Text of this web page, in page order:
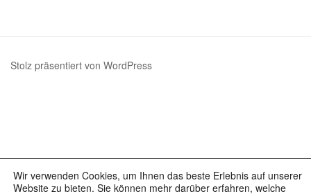
Stolz präsentiert von WordPress
Wir verwenden Cookies, um Ihnen das beste Erlebnis auf unserer
Website zu bieten. Sie können mehr darüber erfahren, welche